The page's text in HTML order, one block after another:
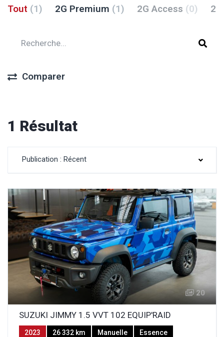
Tout (1) 2G Premium (1) 2G Access (0)
Comparer
1 Résultat
Publication : Récent
20
SUZUKI JIMMY 1.5 VVT 102 EQUIP'RAID
2023 26 332 km Manuelle Essence